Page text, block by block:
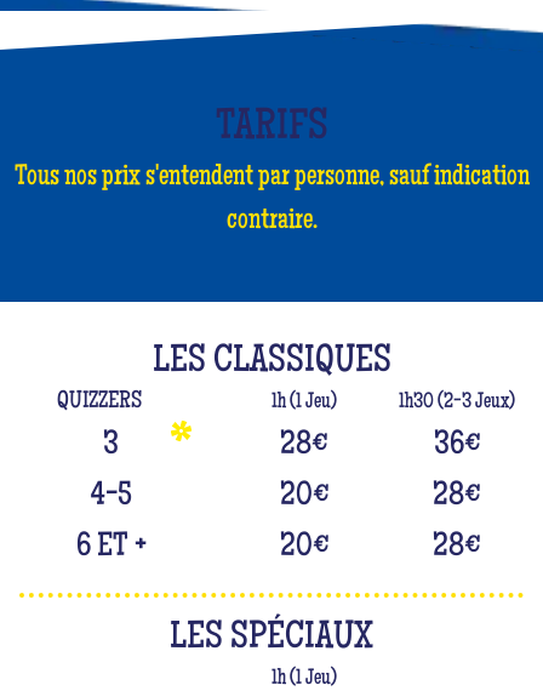
TARIFS
Tous nos prix s'entendent par personne, sauf indication
contraire.
LES CLASSIQUES
QUIZZERS 1h (1 Jeu) 1h30 (2-3 Jeux)
3 28€ 36€
4-5
20€ 28€
6 ET +
20€ 28€
LES SPÉCIAUX
1h (1 Jeu)